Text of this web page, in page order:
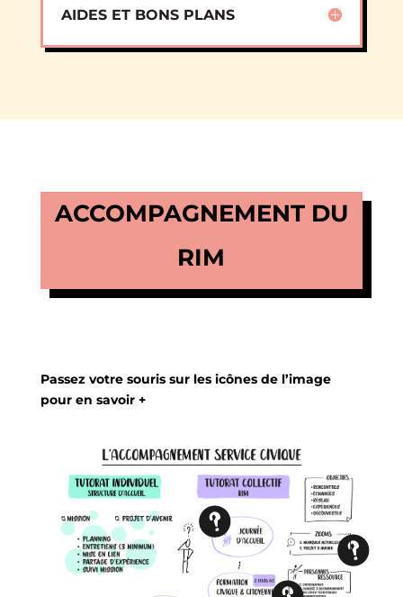
AIDES ET BONS PLANS
ACCOMPAGNEMENT DU
RIM
Passez votre souris sur les icônes de l’image
pour en savoir +